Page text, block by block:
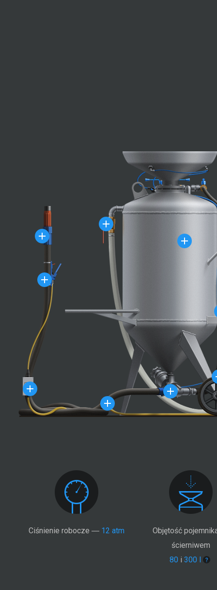
Ciśnienie robocze ― 12 atm
Objętość
ścierniwem
80 i 300 l